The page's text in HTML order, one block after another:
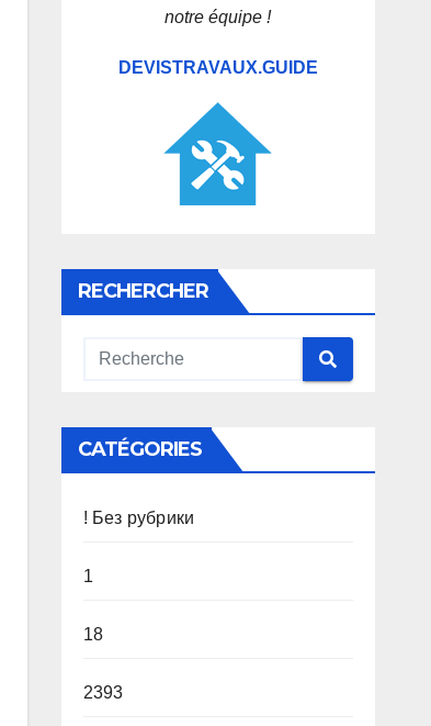
notre équipe !
DEVISTRAVAUX.GUIDE
RECHERCHER
CATÉGORIES
! Без рубрики
1
18
2393